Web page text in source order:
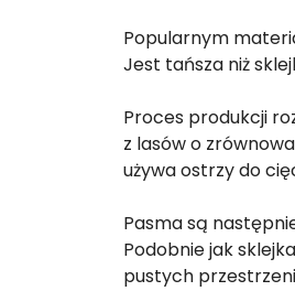
Popularnym
Jest tańsza niż
Proces produkcji
z lasów o
używa ostrzy do
Pasma są
Podobnie jak
pustych